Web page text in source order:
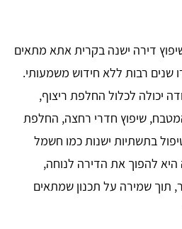
דירה ישנה בקרית אתא מתאים
שנים רבות ללא חידוש משמעותי.
יכולה לכלול החלפת ריצוף,
שיפוץ חדרי רחצה, החלפת
בתשתיות ישנות כמו חשמל
להפוך את הדירה לנוחה,
תוך שמירה על תכנון שמתאים